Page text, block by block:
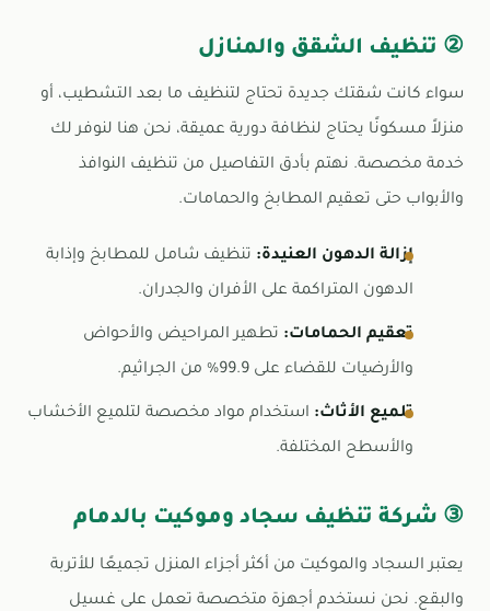
② تنظيف الشقق والمنازل
سواء كانت شقتك جديدة تحتاج لتنظيف ما بعد التشطيب، أو
منزلاً مسكونًا يحتاج لنظافة دورية عميقة، نحن هنا لنوفر لك
خدمة مخصصة. نهتم بأدق التفاصيل من تنظيف النوافذ
والأبواب حتى تعقيم المطابخ والحمامات.
إزالة الدهون العنيدة: تنظيف شامل للمطابخ وإذابة
الدهون المتراكمة على الأفران والجدران.
تعقيم الحمامات: تطهير المراحيض والأحواض
والأرضيات للقضاء على 99.9% من الجراثيم.
تلميع الأثاث: استخدام مواد مخصصة لتلميع الأخشاب
والأسطح المختلفة.
③ شركة تنظيف سجاد وموكيت بالدمام
يعتبر السجاد والموكيت من أكثر أجزاء المنزل تجميعًا للأتربة
والبقع. نحن نستخدم أجهزة متخصصة تعمل على غسيل